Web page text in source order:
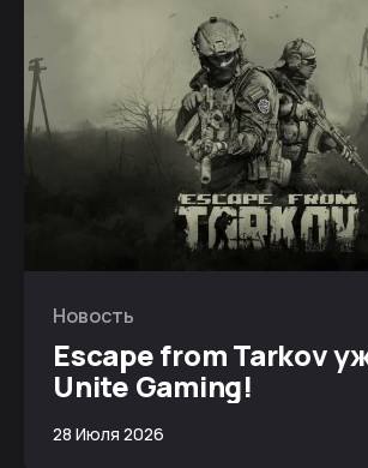
Новость
Escape from Tarkov
Unite Gaming!
28 Июля 2026